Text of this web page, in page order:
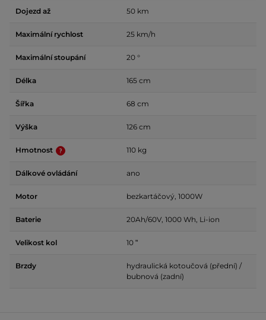
Dojezd až 50 km
Maximální rychlost 25 km/h
Maximální stoupání 20 °
Délka 165 cm
Šířka 68 cm
Výška 126 cm
Hmotnost 110 kg
Dálkové ovládání ano
Motor bezkartáčový, 1000W
Baterie 20Ah/60V, 1000 Wh, Li-ion
Velikost kol 10 ʺ
Brzdy
hydraulická kotoučová (přední) /
bubnová (zadní)